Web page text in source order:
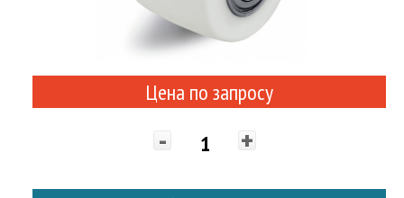
Цена по запросу
- +